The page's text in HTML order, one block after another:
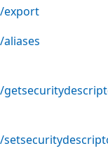
/export
/aliases
/
/